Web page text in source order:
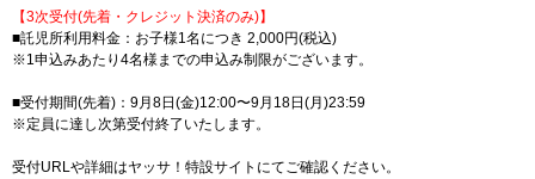
【3次受付(先着・クレジット決済のみ)】
■託児所利用料金：お子様1名につき 2,000円(税込)
※1申込みあたり4名様までの申込み制限がございます。
■受付期間(先着)：9月8日(金)12:00〜9月18日(月)23:59
※定員に達し次第受付終了いたします。
受付URLや詳細はヤッサ！特設サイトにてご確認ください。